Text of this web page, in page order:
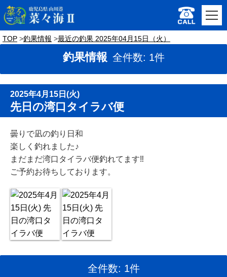
TOP 釣果情報 最近の釣果 2025年04月15日（火）
釣果情報 全件数: 1件
2025年4月15日(火)
先日の湾口タイラバ便
曇りで凪の釣り日和
楽しく釣れました♪
まだまだ湾口タイラバ便釣れてます‼️
ご予約お待ちしております。
全件数: 1件